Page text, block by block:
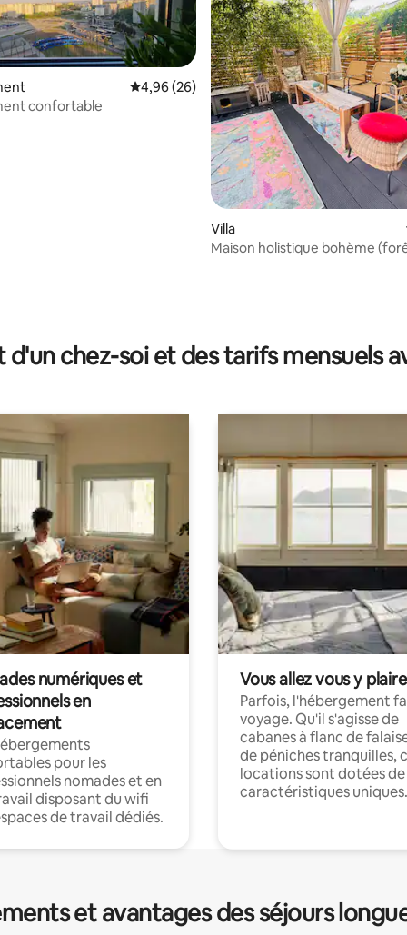
Évaluation moyenne sur la base de 26
4,96 (26)
confortable
Villa
Maison holistique bohème
chez-soi et des tarifs mensuels
numériques et
en
pour les
nomades et en
disposant du wifi
de travail dédiés.
Vous allez vous y plaire
Parfois, l'hébergement
voyage. Qu'il s'agisse de
cabanes à flanc de
de péniches tranquilles,
locations sont dotées de
caractéristiques uniques.
et avantages des séjours